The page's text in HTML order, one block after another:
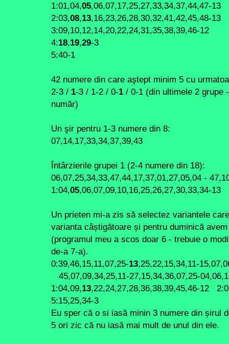
1:01,04,05,06,07,17,25,27,33,34,37,44,47-13
2:03,08,13,16,23,26,28,30,32,41,42,45,48-13
3:09,10,12,14,20,22,24,31,35,38,39,46-12
4:18,19,29-3
5:40-1
42 numere din care aştept minim 5 cu
2-3 / 1-3 / 1-2 / 0-1 / 0-1 (din ultimele 2 grupe
număr)
Un şir pentru 1-3 numere din 8:
07,14,17,33,34,37,39,43
Întârzierile grupei 1 (2-4 numere din 18):
06,07,25,34,33,47,44,17,37,01,27,05,04 -
1:04,05,06,07,09,10,16,25,26,27,30,33,34-13
Un prieten mi-a zis să selectez variantele
varianta câștigătoare și pentru duminică
(programul meu a scos doar 6 - trebuie o
de-a 7-a).
0:39,46,15,11,07,25-13,25,22,15,34,11-
45,07,09,34,25,11-27,15,34,36,07,25-
1:04,09,13,22,24,27,28,36,38,39,45,46-12
5:15,25,34-3
Eu sper că o si iasă minin 3 numere din șirul
5 ori zic că nu iasă mai mult de unul din ele.